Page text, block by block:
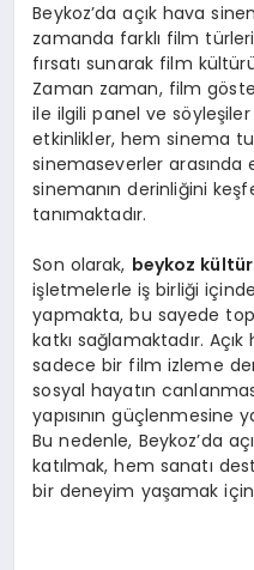
Beykoz’da açık hava
zamanda farklı film
fırsatı sunarak film
Zaman zaman, film
ile ilgili panel ve
etkinlikler, hem sinema
sinemaseverler arasında
sinemanın derinliğini
tanımaktadır.
Son olarak, beykoz
işletmelerle iş birliği
yapmakta, bu sayede
katkı sağlamaktadır.
sadece bir film izleme
sosyal hayatın
yapısının güçlenmesine
Bu nedenle, Beykoz’da
katılmak, hem sanatı
bir deneyim yaşamak